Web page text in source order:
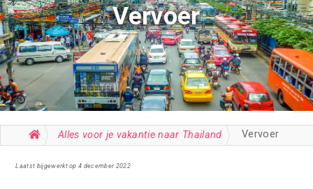
Vervoer
Alles voor je vakantie naar Thailand Vervoer
Laatst bijgewerkt op 4 december 2022